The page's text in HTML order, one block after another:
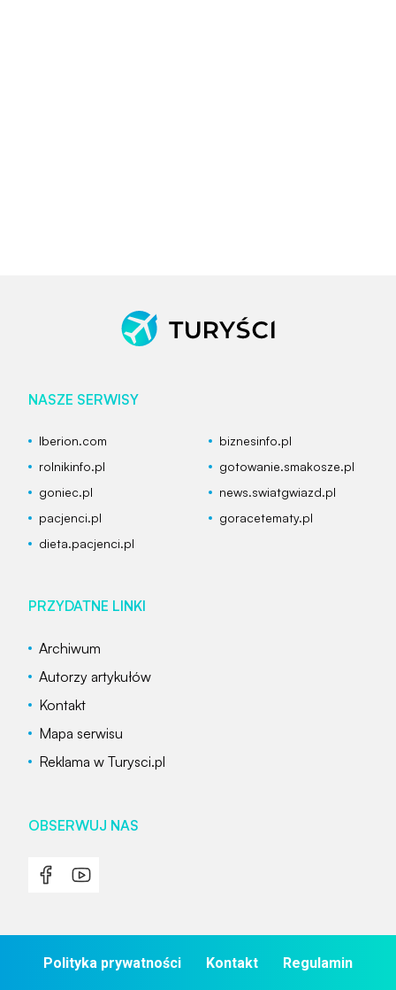
NASZE SERWISY
Iberion.com
biznesinfo.pl
rolnikinfo.pl
gotowanie.smakosze.pl
goniec.pl
news.swiatgwiazd.pl
pacjenci.pl
goracetematy.pl
dieta.pacjenci.pl
PRZYDATNE LINKI
Archiwum
Autorzy artykułów
Kontakt
Mapa serwisu
Reklama w Turysci.pl
OBSERWUJ NAS
Polityka prywatności Kontakt Regulamin